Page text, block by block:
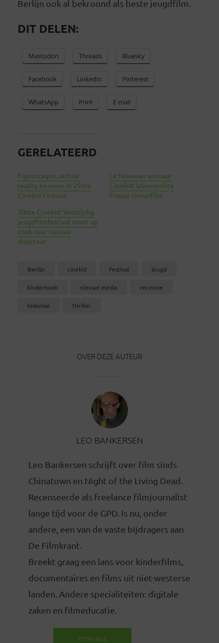
Berlijn ook al bekroond als beste jeugdfilm.
DIT DELEN:
Mastodon Threads Bluesky
Facebook LinkedIn Pinterest
WhatsApp Print E-mail
GERELATEERD
Figuurzagen, virtual
reality en meer in 29ste
Cinekid Festival
Le Nouveau winnaar
Cinekid: levensechte
Franse tienerfilm
30ste Cinekid: Veelzijdig
jeugdfilmfestival moet op
zoek naar nieuwe
directeur
Berlijn cinekid Festival jeugd
kinderboek nieuwe media recensie
televisie thriller
OVER DEZE AUTEUR
LEO BANKERSEN
Leo Bankersen schrijft over film sinds
Chinatown en Night of the Living Dead.
Recenseerde als freelance filmjournalist
lange tijd voor de GPD. Is nu, onder
andere, een van de vaste bijdragers aan
De Filmkrant.
Breekt graag een lans voor kinderfilms,
documentaires en films uit niet-westerse
landen. Andere specialiteiten: digitale
zaken en filmeducatie.
TOON ALLE